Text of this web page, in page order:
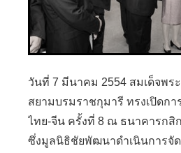
วันที่ 7 มีนาคม 2554 สมเด็จพร
สยามบรมราชกุมารี ทรงเปิดก
ไทย-จีน ครั้งที่ 8 ณ ธนาคารกสิ
ซึ่งมูลนิธิชัยพัฒนาดำเนินการจั